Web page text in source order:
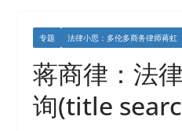
专题 法律小思：多伦多商务律师蒋虹
蒋商律：法
询(title